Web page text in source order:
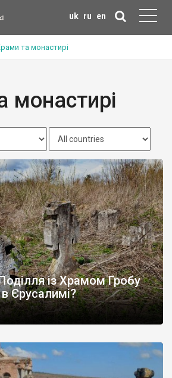
uk ru en
та монастирі
монастирі
із Храмом Гробу
Єрусалимі?